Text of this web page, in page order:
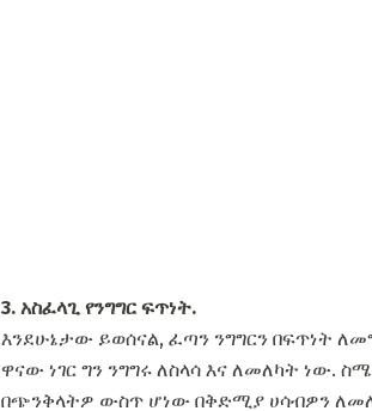
3. አስፈላጊ የንግግር ፍጥነት.
እንደሁኔታው ይወሰናል, ፈጣን ንግግርን በፍጥነት
ዋናው ነገር ግን ንግግሩ ለስላሳ እና ለመለካት ነው.
በጭንቅላትዎ ውስጥ ሆነው በቅድሚያ ሀሳብዎን